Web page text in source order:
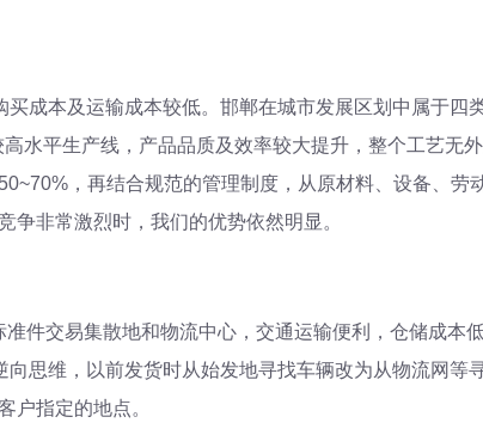
成本及运输成本较低。邯郸在城市发展区划中属于四
水平生产线，产品品质及效率较大提升，整个工艺无
，再结合规范的管理制度，从原材料、设备、劳
非常激烈时，我们的优势依然明显。
交易集散地和物流中心，交通运输便利，仓储成本
思维，以前发货时从始发地寻找车辆改为从物流网等
户指定的地点。